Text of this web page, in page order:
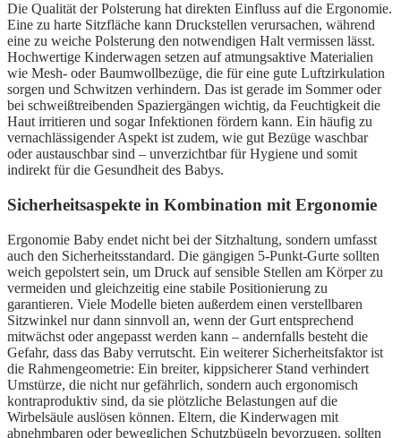
Die Qualität der Polsterung hat direkten Einfluss auf die Ergonomie.
Eine zu harte Sitzfläche kann Druckstellen verursachen, während
eine zu weiche Polsterung den notwendigen Halt vermissen lässt.
Hochwertige Kinderwagen setzen auf atmungsaktive Materialien
wie Mesh- oder Baumwollbezüge, die für eine gute Luftzirkulation
sorgen und Schwitzen verhindern. Das ist gerade im Sommer oder
bei schweißtreibenden Spaziergängen wichtig, da Feuchtigkeit die
Haut irritieren und sogar Infektionen fördern kann. Ein häufig zu
vernachlässigender Aspekt ist zudem, wie gut Bezüge waschbar
oder austauschbar sind – unverzichtbar für Hygiene und somit
indirekt für die Gesundheit des Babys.
Sicherheitsaspekte in Kombination mit Ergonomie
Ergonomie Baby endet nicht bei der Sitzhaltung, sondern umfasst
auch den Sicherheitsstandard. Die gängigen 5-Punkt-Gurte sollten
weich gepolstert sein, um Druck auf sensible Stellen am Körper zu
vermeiden und gleichzeitig eine stabile Positionierung zu
garantieren. Viele Modelle bieten außerdem einen verstellbaren
Sitzwinkel nur dann sinnvoll an, wenn der Gurt entsprechend
mitwächst oder angepasst werden kann – andernfalls besteht die
Gefahr, dass das Baby verrutscht. Ein weiterer Sicherheitsfaktor ist
die Rahmengeometrie: Ein breiter, kippsicherer Stand verhindert
Umstürze, die nicht nur gefährlich, sondern auch ergonomisch
kontraproduktiv sind, da sie plötzliche Belastungen auf die
Wirbelsäule auslösen können. Eltern, die Kinderwagen mit
abnehmbaren oder beweglichen Schutzbügeln bevorzugen, sollten